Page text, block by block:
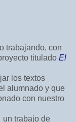
trabajando, con
titulado El
los textos
alumnado y que
con nuestro
un trabajo de